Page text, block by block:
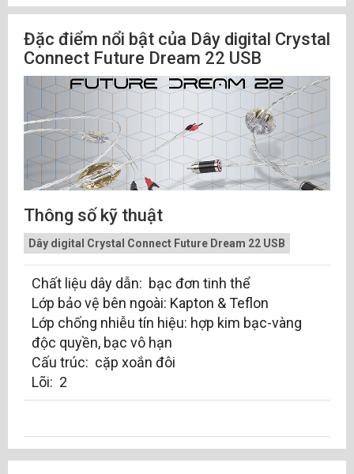
Đặc điểm nổi bật của Dây digital Crystal
Connect Future Dream 22 USB
Thông số kỹ thuật
Dây digital Crystal Connect Future Dream 22 USB
Chất liệu dây dẫn: bạc đơn tinh thể
Lớp bảo vệ bên ngoài: Kapton & Teflon
Lớp chống nhiễu tín hiệu: hợp kim bạc-vàng
độc quyền, bạc vô hạn
Cấu trúc: cặp xoắn đôi
Lõi: 2